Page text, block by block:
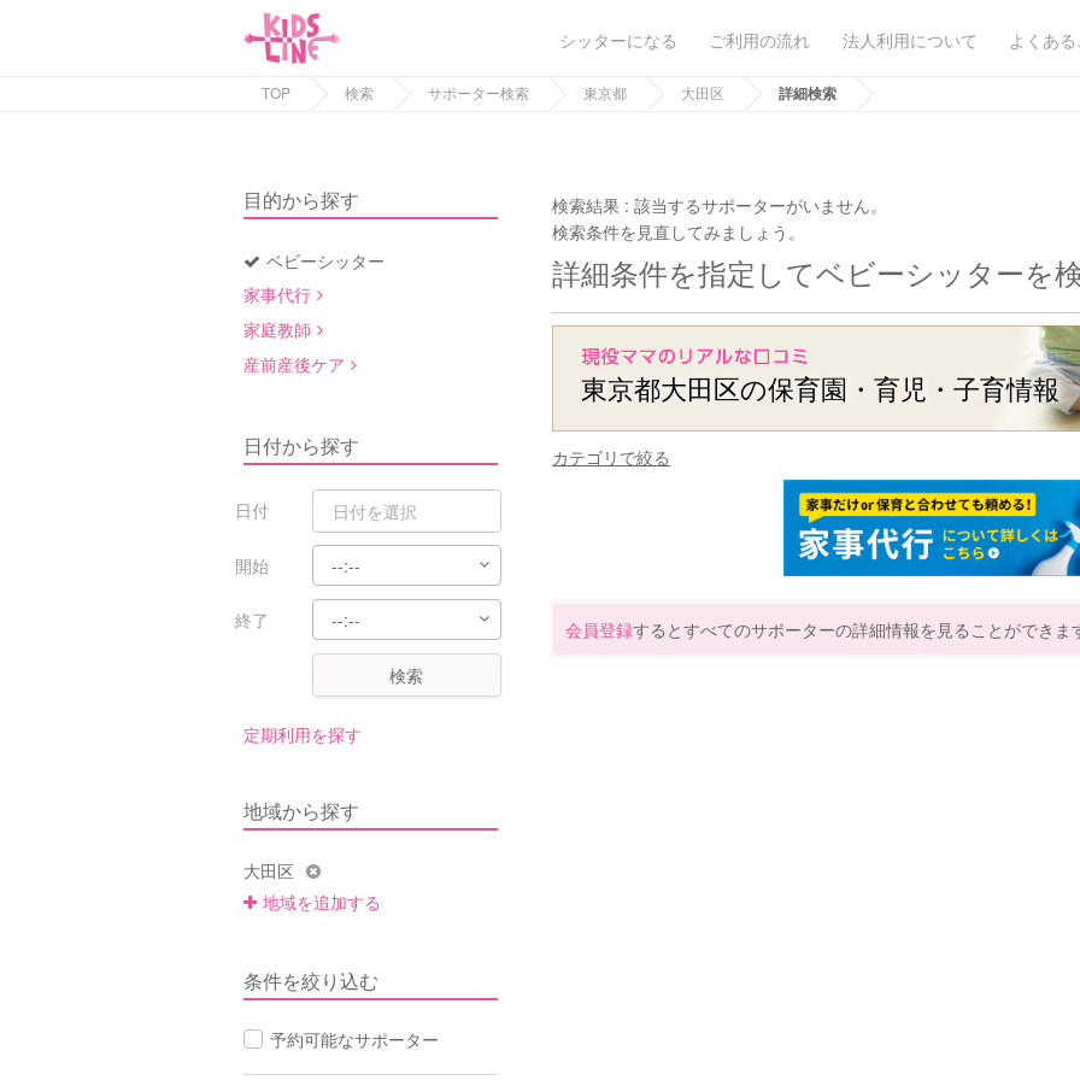
シッターになる ご利用の流れ 法人利用について よくあ
TOP 検索 サポーター検索 東京都 大田区 詳細検索
目的から探す
ベビーシッター
家事代行
家庭教師
産前産後ケア
日付から探す
日付
開始
終了
検索
定期利用を探す
地域から探す
大田区
地域を追加する
条件を絞り込む
予約可能なサポーター
検索結果 :該当するサポーターがいません。
検索条件を見直してみましょう。
詳細条件を指定してベビーシッターを
東京都大田区の保育園・育児・子育情報
カテゴリで絞る
会員登録するとすべてのサポーターの詳細情報を見ることができま